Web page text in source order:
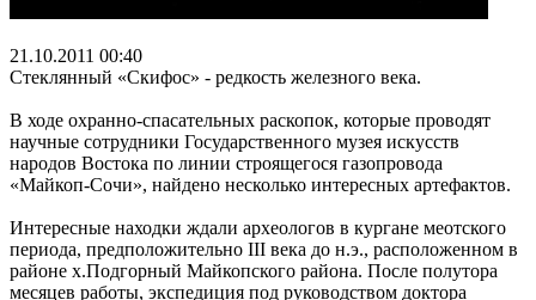
21.10.2011 00:40
Стеклянный «Скифос» - редкость железного века.
В ходе охранно-спасательных раскопок, которые проводят
научные сотрудники Государственного музея искусств
народов Востока по линии строящегося газопровода
«Майкоп-Сочи», найдено несколько интересных артефактов.
Интересные находки ждали археологов в кургане меотского
периода, предположительно III века до н.э., расположенном в
районе х.Подгорный Майкопского района. После полутора
месяцев работы, экспедиция под руководством доктора